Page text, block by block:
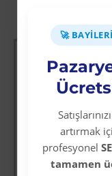
🚀
artırmak
profesyonel
tamamen